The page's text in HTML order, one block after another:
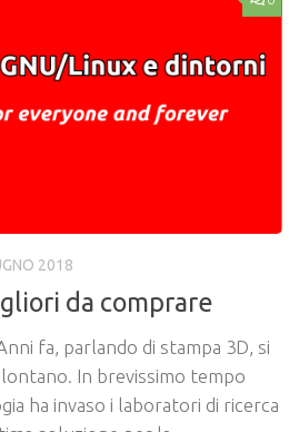
2018
da comprare
fa, parlando di stampa 3D, si
In brevissimo tempo
ha invaso i laboratori di ricerca